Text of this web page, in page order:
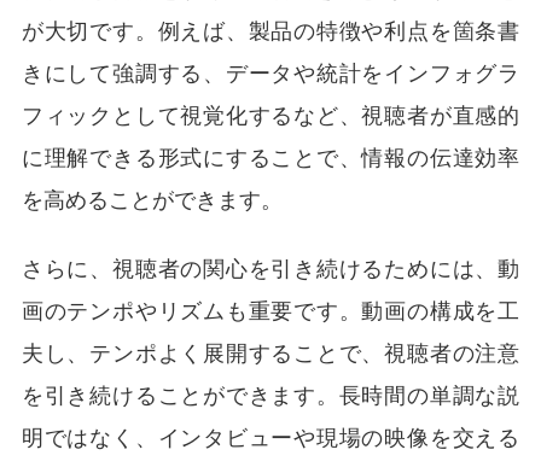
が大切です。例えば、製品の特徴や利点を箇条書
きにして強調する、データや統計をインフォグラ
フィックとして視覚化するなど、視聴者が直感的
に理解できる形式にすることで、情報の伝達効率
を高めることができます。
さらに、視聴者の関心を引き続けるためには、動
画のテンポやリズムも重要です。動画の構成を工
夫し、テンポよく展開することで、視聴者の注意
を引き続けることができます。長時間の単調な説
明ではなく、インタビューや現場の映像を交える